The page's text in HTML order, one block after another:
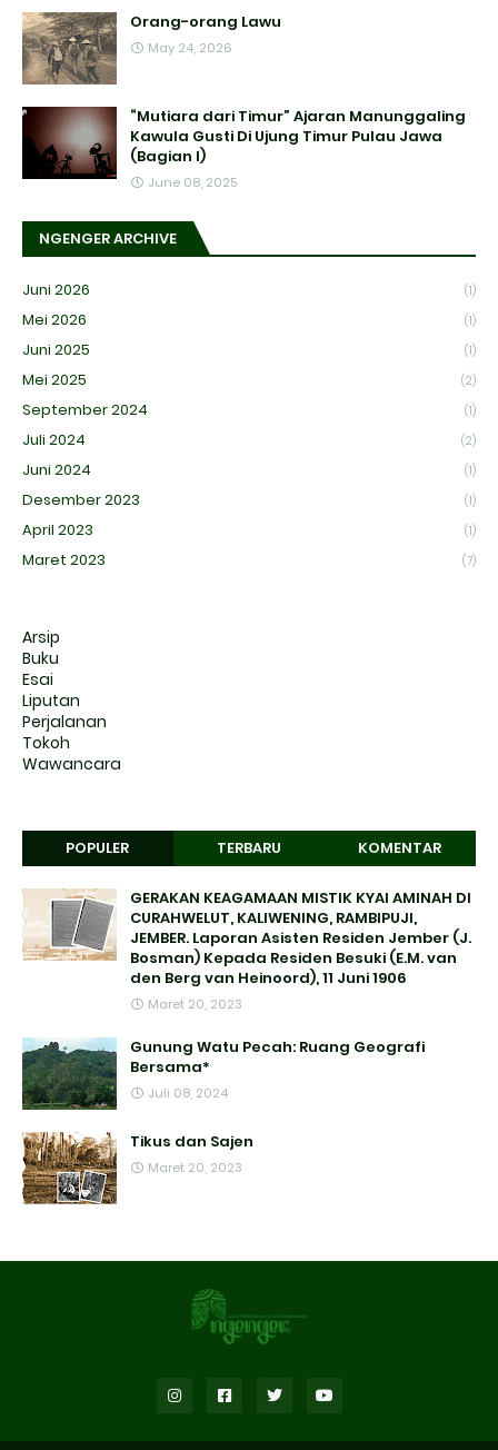
Orang-orang Lawu
May 24, 2026
“Mutiara dari Timur” Ajaran Manunggaling
Kawula Gusti Di Ujung Timur Pulau Jawa
(Bagian I)
June 08, 2025
NGENGER ARCHIVE
Juni 2026 (1)
Mei 2026 (1)
Juni 2025 (1)
Mei 2025 (2)
September 2024 (1)
Juli 2024 (2)
Juni 2024 (1)
Desember 2023 (1)
April 2023 (1)
Maret 2023 (7)
Arsip
Buku
Esai
Liputan
Perjalanan
Tokoh
Wawancara
POPULER TERBARU KOMENTAR
GERAKAN KEAGAMAAN MISTIK KYAI AMINAH DI
CURAHWELUT, KALIWENING, RAMBIPUJI,
JEMBER. Laporan Asisten Residen Jember (J.
Bosman) Kepada Residen Besuki (E.M. van
den Berg van Heinoord), 11 Juni 1906
Maret 20, 2023
Gunung Watu Pecah: Ruang Geografi
Bersama*
Juli 08, 2024
Tikus dan Sajen
Maret 20, 2023